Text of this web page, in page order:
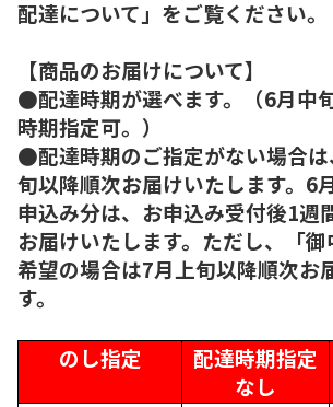
配達について」をご覧ください。
【商品のお届けについて】
●配達時期が選べます。（6月中
時期指定可。）
●配達時期のご指定がない場合
旬以降順次お届けいたします。6
申込み分は、お申込み受付後1週
お届けいたします。ただし、「
希望の場合は7月上旬以降順次お
す。
のし指定
配達時期指定
なし